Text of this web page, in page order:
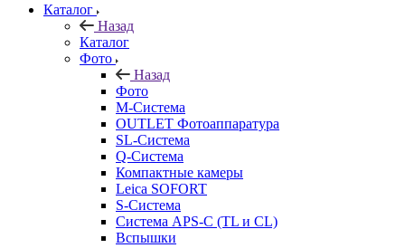
Каталог
Назад
Каталог
Фото
Назад
Фото
M-Система
OUTLET Фотоаппаратура
SL-Система
Q-Cистема
Компактные камеры
Leica SOFORT
S-Система
Система APS-C (TL и CL)
Вспышки